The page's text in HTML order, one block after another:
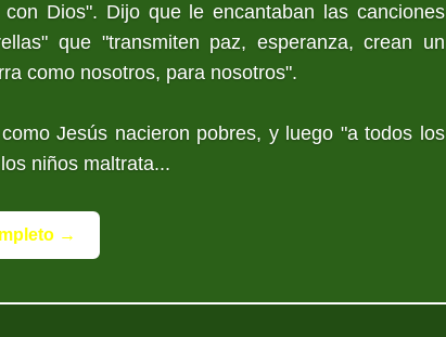
Dios". Dijo que le encantaban las canciones
que "transmiten paz, esperanza, crean un
como nosotros, para nosotros".
Jesús nacieron pobres, y luego "a todos los
niños maltrata...
→